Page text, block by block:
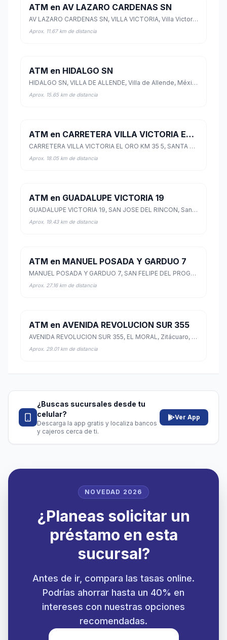
ATM en AV LAZARO CARDENAS SN
AV LAZARO CARDENAS SN, VILLA VICTORIA, Villa Victoria, México
Aprox. 11.67 km de distancia
ATM en HIDALGO SN
HIDALGO SN, VILLA DE ALLENDE, Villa de Allende, México
Aprox. 15.65 km de distancia
ATM en CARRETERA VILLA VICTORIA EL ORO KM 35 5
CARRETERA VILLA VICTORIA EL ORO KM 35 5, SANTA CRUZ DEL RINCON, San José del Rincón, México
Aprox. 18.05 km de distancia
ATM en GUADALUPE VICTORIA 19
GUADALUPE VICTORIA 19, SAN JOSE DEL RINCON, San José del Rincón, México
Aprox. 19.43 km de distancia
ATM en MANUEL POSADA Y GARDUO 7
MANUEL POSADA Y GARDUO 7, SAN FELIPE DEL PROGRESO, San Felipe del Progreso, México
Aprox. 27.16 km de distancia
ATM en AVENIDA REVOLUCION SUR 355
AVENIDA REVOLUCION SUR 355, EL MORAL, Zitácuaro, Michoacán de Ocampo
Aprox. 29.01 km de distancia
¿Buscas sucursales desde tu
celular?
Descarga la app gratis y localiza bancos
y cajeros cerca de ti.
Ver App
NOVEDAD 2026
¿Planeas solicitar un
préstamo en esta
sucursal?
Antes de ir, compara las tasas online.
Podrías ahorrar hasta un 40% en
intereses con nuestras opciones
recomendadas.